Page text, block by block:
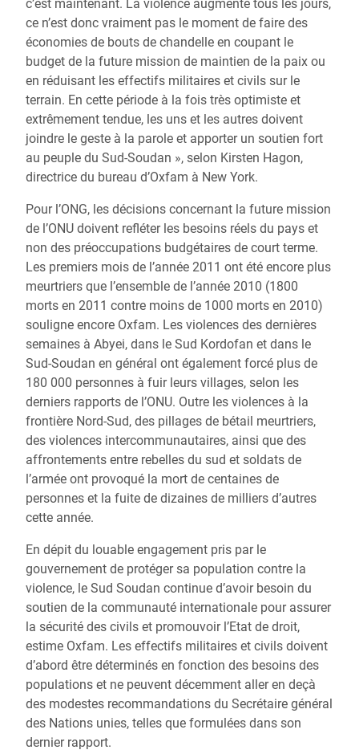
c’est maintenant. La violence augmente tous les jours,
ce n’est donc vraiment pas le moment de faire des
économies de bouts de chandelle en coupant le
budget de la future mission de maintien de la paix ou
en réduisant les effectifs militaires et civils sur le
terrain. En cette période à la fois très optimiste et
extrêmement tendue, les uns et les autres doivent
joindre le geste à la parole et apporter un soutien fort
au peuple du Sud-Soudan », selon Kirsten Hagon,
directrice du bureau d’Oxfam à New York.
Pour l’ONG, les décisions concernant la future mission
de l’ONU doivent refléter les besoins réels du pays et
non des préoccupations budgétaires de court terme.
Les premiers mois de l’année 2011 ont été encore plus
meurtriers que l’ensemble de l’année 2010 (1800
morts en 2011 contre moins de 1000 morts en 2010)
souligne encore Oxfam. Les violences des dernières
semaines à Abyei, dans le Sud Kordofan et dans le
Sud-Soudan en général ont également forcé plus de
180 000 personnes à fuir leurs villages, selon les
derniers rapports de l’ONU. Outre les violences à la
frontière Nord-Sud, des pillages de bétail meurtriers,
des violences intercommunautaires, ainsi que des
affrontements entre rebelles du sud et soldats de
l’armée ont provoqué la mort de centaines de
personnes et la fuite de dizaines de milliers d’autres
cette année.
En dépit du louable engagement pris par le
gouvernement de protéger sa population contre la
violence, le Sud Soudan continue d’avoir besoin du
soutien de la communauté internationale pour assurer
la sécurité des civils et promouvoir l’Etat de droit,
estime Oxfam. Les effectifs militaires et civils doivent
d’abord être déterminés en fonction des besoins des
populations et ne peuvent décemment aller en deçà
des modestes recommandations du Secrétaire général
des Nations unies, telles que formulées dans son
dernier rapport.